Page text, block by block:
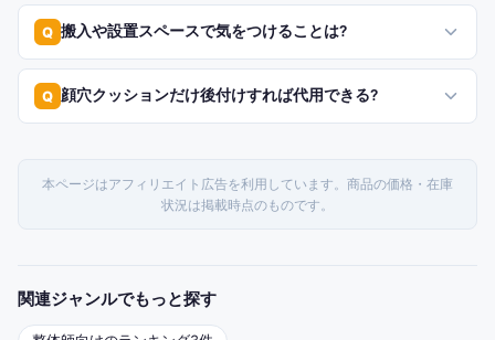
Q 搬入や設置スペースで気をつけることは?
Q 顔穴クッションだけ後付けすれば代用できる?
本ページはアフィリエイト広告を利用しています。商品の価格・在庫
状況は掲載時点のものです。
関連ジャンルでもっと探す